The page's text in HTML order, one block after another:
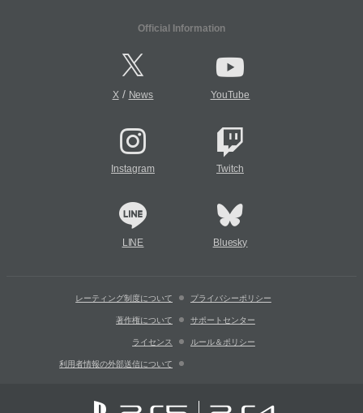
Official Information
X/ News YouTube
Instagram Twitch
LINE Bluesky
レーティング制度について プライバシーポリシー
著作権について サポートセンター
ライセンス ルール＆ポリシー
利用者情報の外部送信について